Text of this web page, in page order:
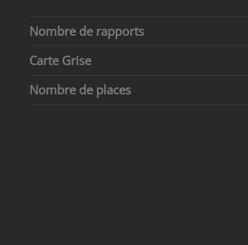
Nombre de rapports
Carte Grise
Nombre de places